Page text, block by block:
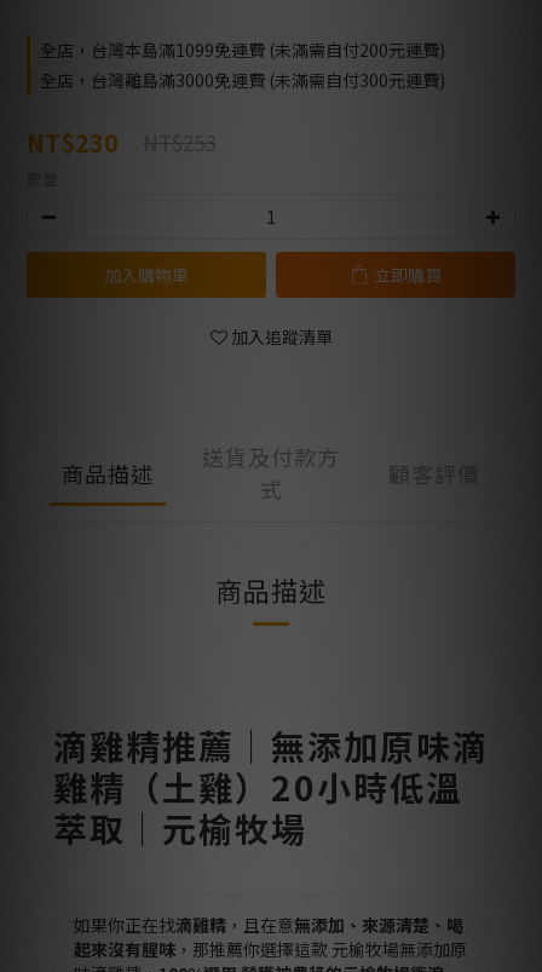
全店，台灣本島滿1099免運費 (未滿需自付200元運費)
全店，台灣離島滿3000免運費 (未滿需自付300元運費)
NT$230 NT$253
加入購物車 立即購買
加入追蹤清單
商品描述
送貨及付款方
式
顧客評價
商品描述
滴雞精推薦｜無添加原味滴
雞精（土雞）20小時低溫
萃取｜元榆牧場
如果你正在找滴雞精 ，且在意無添加、來源清楚、喝
起來沒有腥味 ，那推薦你選擇這款 元榆牧場無添加原